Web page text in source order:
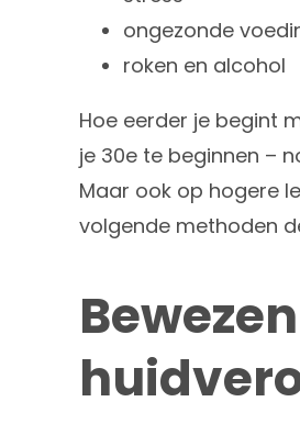
ongezonde
roken en alcohol
Hoe eerder je begint
je 30e te beginnen –
Maar ook op hogere
volgende methoden